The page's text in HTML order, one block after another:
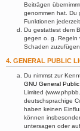
Beiträgen
genommen hat. Du
Funktionen
Du gestattest dem
gegen o. g. Regeln
Schaden zuzufügen.
4. GENERAL PUBLIC
Du nimmst zur
GNU General
Limited
deutschsprachige
haben keinen
können
untersagen oder